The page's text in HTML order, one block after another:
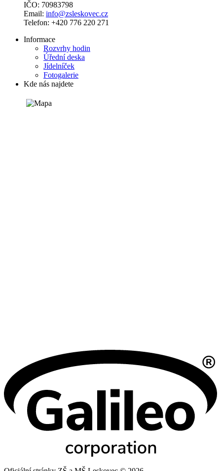
IČO: 70983798
Email: info@zsleskovec.cz
Telefon: +420 776 220 271
Informace
Rozvrhy hodin
Úřední deska
Jídelníček
Fotogalerie
Kde nás najdete